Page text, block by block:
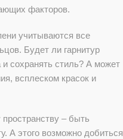
факторов.
учитываются все
Будет ли гарнитур
и сохранять стиль? А может
всплеском красок и
– быть
А этого возможно добиться